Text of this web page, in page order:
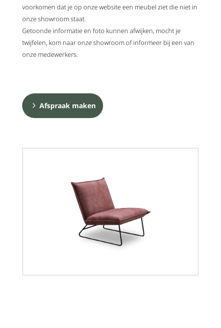
voorkomen dat je op onze website een meubel ziet die niet in
onze showroom staat.
Getoonde informatie en foto kunnen afwijken, mocht je
twijfelen, kom naar onze showroom of informeer bij een van
onze medewerkers.
Afspraak maken